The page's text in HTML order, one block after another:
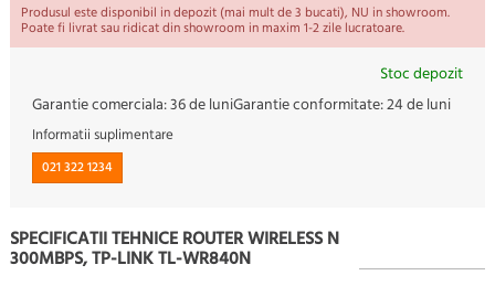
Produsul este disponibil in depozit (mai mult de 3 bucati), NU in showroom.
Poate fi livrat sau ridicat din showroom in maxim 1-2 zile lucratoare.
Stoc depozit
Garantie comerciala:36 de luniGarantie conformitate:24 de luni
Informatii suplimentare
021 322 1234
SPECIFICATII TEHNICE ROUTER WIRELESS N
300MBPS, TP-LINK TL-WR840N